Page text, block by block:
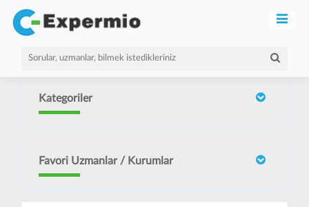
Kategoriler
Favori Uzmanlar / Kurumlar